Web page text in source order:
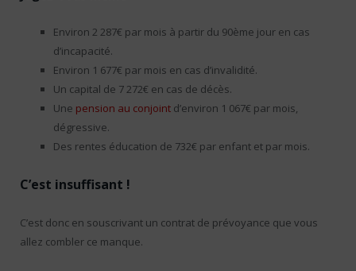
Environ 2 287€ par mois à partir du 90ème jour en cas
d’incapacité.
Environ 1 677€ par mois en cas d’invalidité.
Un capital de 7 272€ en cas de décès.
Une pension au conjoint d’environ 1 067€ par mois,
dégressive.
Des rentes éducation de 732€ par enfant et par mois.
C’est insuffisant !
C’est donc en souscrivant un contrat de prévoyance que vous
allez combler ce manque.